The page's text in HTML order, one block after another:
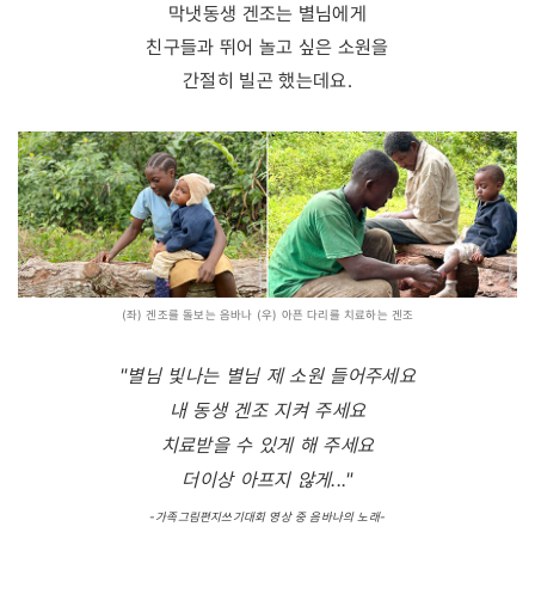
막냇동생 겐조는 별님에게
친구들과 뛰어 놀고 싶은 소원을
간절히 빌곤 했는데요.
(좌) 겐조를 돌보는 음바나 (우) 아픈 다리를 치료하는 겐조
"별님 빛나는 별님 제 소원 들어주세요
내 동생 겐조 지켜 주세요
치료받을 수 있게 해 주세요
더이상 아프지 않게..."
-가족그림편지쓰기대회 영상 중 음바나의 노래-